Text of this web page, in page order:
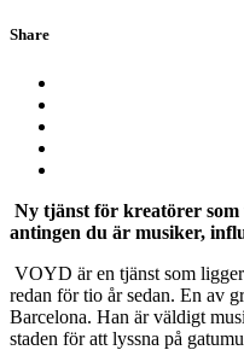
Share
Ny tjänst för kreatörer
antingen du är musiker,
VOYD är en tjänst som
redan för tio år sedan. En av
Barcelona. Han är väldigt
staden för att lyssna på